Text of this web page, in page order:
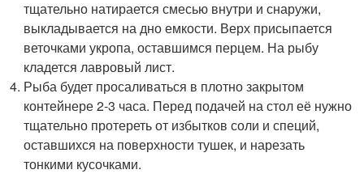
тщательно натирается смесью внутри и снаружи,
выкладывается на дно емкости. Верх присыпается
веточками укропа, оставшимся перцем. На рыбу
кладется лавровый лист.
Рыба будет просаливаться в плотно закрытом
контейнере 2-3 часа. Перед подачей на стол её нужно
тщательно протереть от избытков соли и специй,
оставшихся на поверхности тушек, и нарезать
тонкими кусочками.